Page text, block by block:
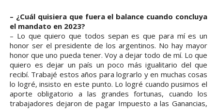
– ¿Cuál quisiera que fuera el balance cuando concluya
el mandato en 2023?
– Lo que quiero que todos sepan es que para mí es un
honor ser el presidente de los argentinos. No hay mayor
honor que uno pueda tener. Voy a dejar todo de mí. Lo que
quiero es dejar un país un poco más igualitario del que
recibí. Trabajé estos años para lograrlo y en muchas cosas
lo logré, insisto en este punto. Lo logré cuando pusimos el
aporte obligatorio a las grandes fortunas, cuando los
trabajadores dejaron de pagar Impuesto a las Ganancias,